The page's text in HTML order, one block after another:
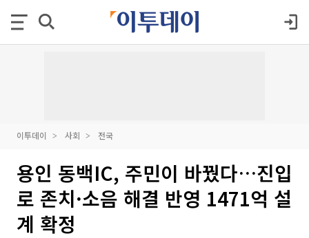
이투데이 사회 전국
용인 동백IC, 주민이 바꿨다…진입
로 존치·소음 해결 반영 1471억 설
계 확정